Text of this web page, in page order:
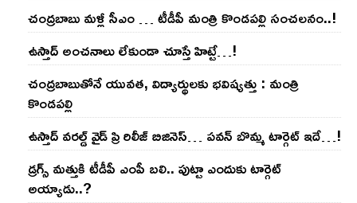
చంద్ర‌బాబు మ‌ళ్లీ సీఎం … టీడీపీ మంత్రి కొండ‌ప‌ల్లి సంచ‌ల‌నం..!
ఉస్తాద్ అంచ‌నాలు లేకుండా చూస్తే హిట్టే…!
చంద్ర‌బాబుతోనే యువ‌త‌, విద్యార్థుల‌కు భ‌విష్య‌త్తు : మంత్రి
కొండ‌ప‌ల్లి
ఉస్తాద్ వ‌ర‌ల్డ్ వైడ్ ప్రి రిలీజ్ బిజినెస్‌… ప‌వ‌న్ బొమ్మ టార్గెట్ ఇదే…!
డ్రగ్స్ మత్తుకి టీడీపీ ఎంపీ బలి.. పుట్టా ఎందుకు టార్గెట్
అయ్యాడు..?